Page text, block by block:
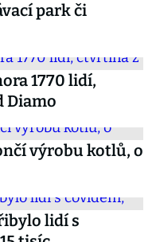
park či
1770 lidí,
Diamo
výrobu kotlů, o
lidí s